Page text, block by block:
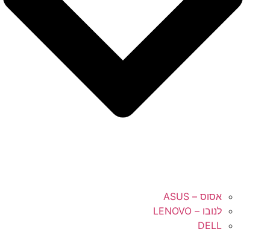
אסוס – ASUS
לנובו – LENOVO
DELL